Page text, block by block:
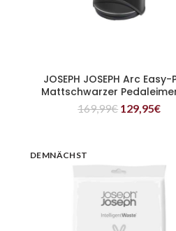
WEITERLESEN
JOSEPH JOSEPH Arc Easy-
Mattschwarzer
169,99€ 129,95€
DEMNÄCHST